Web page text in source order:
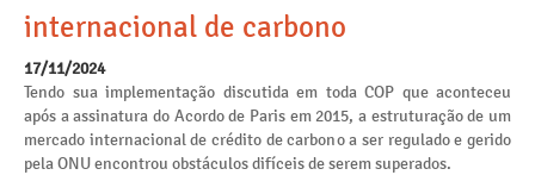
internacional de carbono
17/11/2024
Tendo sua implementação discutida em toda COP que aconteceu
após a assinatura do Acordo de Paris em 2015, a estruturação de um
mercado internacional de crédito de carbono a ser regulado e gerido
pela ONU encontrou obstáculos difíceis de serem superados.